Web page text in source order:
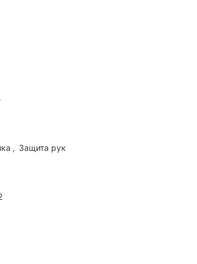
на поверхні. Той самий
, Защита рук